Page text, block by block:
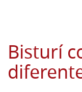
Bisturí